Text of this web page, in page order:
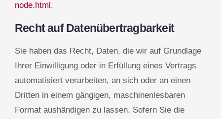
node.html .
Recht auf Datenübertragbarkeit
Sie haben das Recht, Daten, die wir auf Grundlage
Ihrer Einwilligung oder in Erfüllung eines Vertrags
automatisiert verarbeiten, an sich oder an einen
Dritten in einem gängigen, maschinenlesbaren
Format aushändigen zu lassen. Sofern Sie die